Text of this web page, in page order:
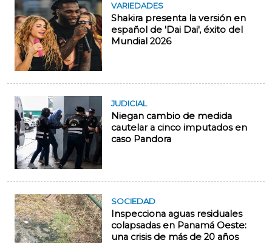
VARIEDADES
Shakira presenta la versión en
español de 'Dai Dai', éxito del
Mundial 2026
JUDICIAL
Niegan cambio de medida
cautelar a cinco imputados en
caso Pandora
SOCIEDAD
Inspecciona aguas residuales
colapsadas en Panamá Oeste:
una crisis de más de 20 años